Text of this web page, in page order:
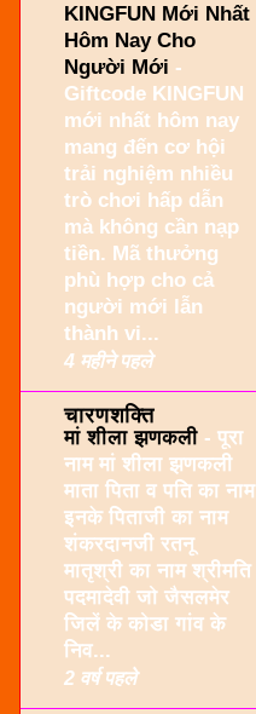
KINGFUN Mới Nhất
Hôm Nay Cho
Người Mới -
Giftcode KINGFUN
mới nhất hôm nay
mang đến cơ hội
trải nghiệm nhiều
trò chơi hấp dẫn
mà không cần nạp
tiền. Mã thưởng
phù hợp cho cả
người mới lẫn
thành vi...
4 महीने पहले
चारणशक्ति
मां शीला झणकली - पूरा
नाम मां शीला झणकली
माता पिता व पति का नाम
इनके पिताजी का नाम
शंकरदानजी रतनू
मातृश्री का नाम श्रीमति
पदमादेवी जो जैसलमेर
जिलें के कोडा गांव के
निव...
2 वर्ष पहले